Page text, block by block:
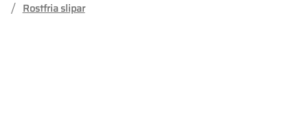
Rostfria slipar